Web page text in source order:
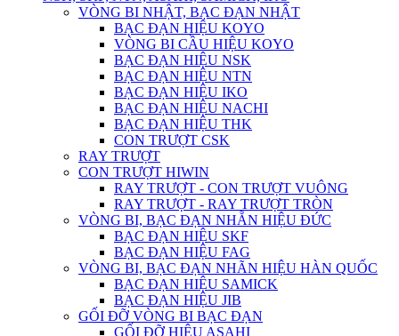
VÒNG BI NHẬT, BẠC ĐẠN NHẬT
BẠC ĐẠN HIỆU KOYO
VÒNG BI CẦU HIỆU KOYO
BẠC ĐẠN HIỆU NSK
BẠC ĐẠN HIỆU NTN
BẠC ĐẠN HIỆU IKO
BẠC ĐẠN HIỆU NACHI
BẠC ĐẠN HIỆU THK
CON TRƯỢT CSK
RAY TRƯỢT
CON TRƯỢT HIWIN
RAY TRƯỢT - CON TRƯỢT VUÔNG
RAY TRƯỢT - RAY TRƯỢT TRÒN
VÒNG BI, BẠC ĐẠN NHẴN HIỆU ĐỨC
BẠC ĐẠN HIỆU SKF
BẠC ĐẠN HIỆU FAG
VÒNG BI, BẠC ĐẠN NHÃN HIỆU HÀN QUỐC
BẠC ĐẠN HIỆU SAMICK
BẠC ĐẠN HIỆU JIB
GỐI ĐỠ VÒNG BI BẠC ĐẠN
GỐI ĐỠ HIỆU ASAHI